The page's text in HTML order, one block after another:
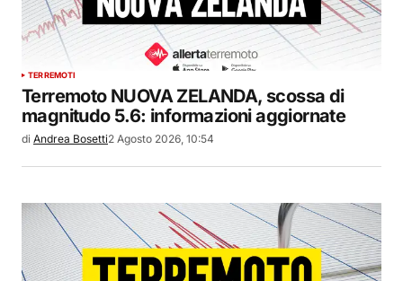
TERREMOTI
Terremoto NUOVA ZELANDA, scossa di
magnitudo 5.6: informazioni aggiornate
di Andrea Bosetti2 Agosto 2026, 10:54